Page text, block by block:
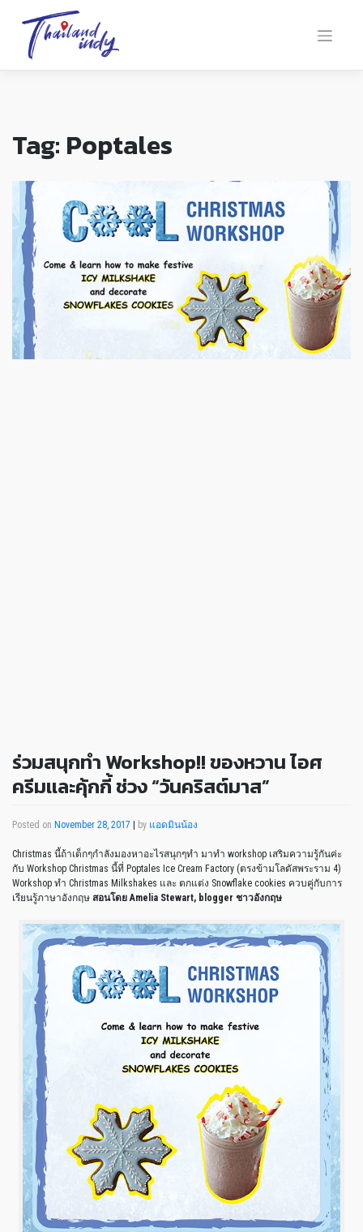
Tag: Poptales
ร่วมสนุกทำ Workshop!! ของหวาน ไอศ
ครีมเเละคุ้กกี้ ช่วง “วันคริสต์มาส”
Posted on November 28, 2017 by แอดมินน้อง
Christmas นี้ถ้าเด็กๆกำลังมองหาอะไรสนุกๆทำ มาทำ workshop เสริมความรู้กันค่ะ
กับ Workshop Christmas นี้ที่ Poptales Ice Cream Factory (ตรงข้ามโลตัสพระราม 4)
Workshop ทำ Christmas Milkshakes และ ตกแต่ง Snowflake cookies ควบคู่กับการ
เรียนรู้ภาษาอังกฤษ สอนโดย Amelia Stewart, blogger ชาวอังกฤษ